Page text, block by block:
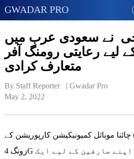
GWADAR PRO
نے سعودی عرب میں
لیے رعایتی رومنگ آفر
متعارف کرادی
By Staff Reporter   | Gwadar Pro
May 2, 2022
چائنا موبائل کمیونیکیشن کارپوریشن کے
زونگ 4G نے سعودی عرب میں اپنے صارفین کے لیے ایک